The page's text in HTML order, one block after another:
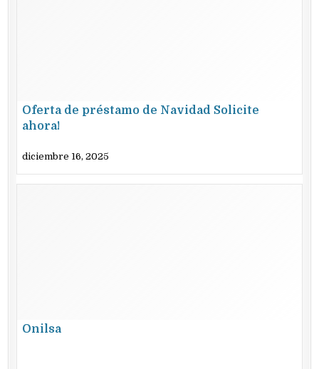
Oferta de préstamo de Navidad Solicite
ahora!
diciembre 16, 2025
Onilsa